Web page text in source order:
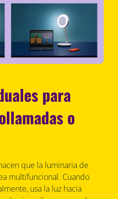
para
o
que la luminaria de
multifuncional. Cuando
usa la luz hacia